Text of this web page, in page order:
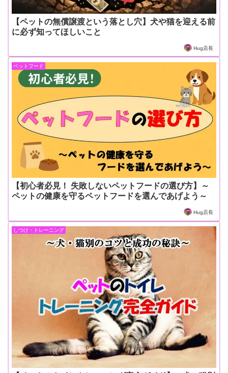
【ペットの無償譲渡という落とし穴】犬や猫を迎える前
に必ず知ってほしいこと
Hug店長
ペットフード
【初心者必見！ 失敗しないペットフードの選び方】～
ペットの健康を守るペットフードを選んであげよう～
Hug店長
しつけ・トレーニング